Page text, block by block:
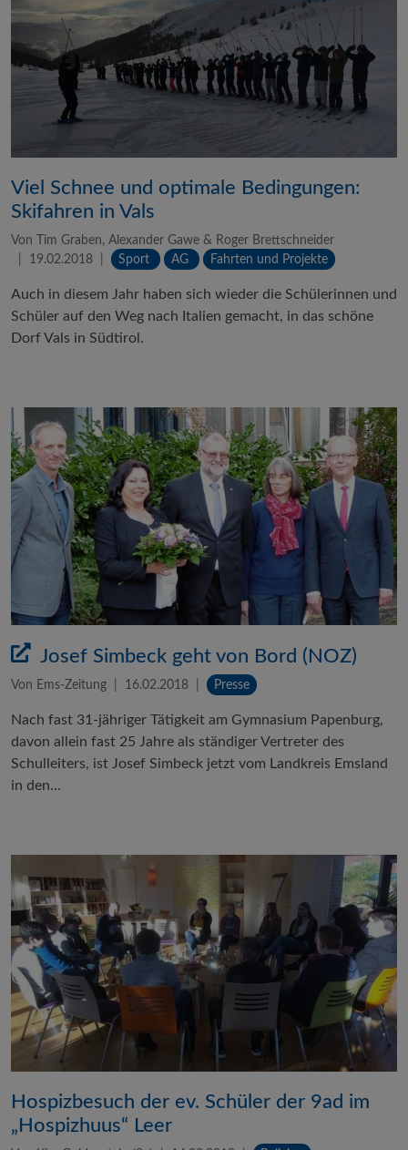
Viel Schnee und optimale Bedingungen:
Skifahren in Vals
Von Tim Graben, Alexander Gawe & Roger Brettschneider
19.02.2018
Sport AG Fahrten und Projekte
Auch in diesem Jahr haben sich wieder die Schülerinnen und
Schüler auf den Weg nach Italien gemacht, in das schöne
Dorf Vals in Südtirol.
Josef Simbeck geht von Bord (NOZ)
Von Ems-Zeitung 16.02.2018 Presse
Nach fast 31-jähriger Tätigkeit am Gymnasium Papenburg,
davon allein fast 25 Jahre als ständiger Vertreter des
Schulleiters, ist Josef Simbeck jetzt vom Landkreis Emsland
in den…
Hospizbesuch der ev. Schüler der 9ad im
„Hospizhuus“ Leer